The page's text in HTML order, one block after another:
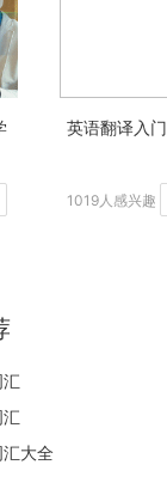
英语翻译入门
1019人感兴趣
大全